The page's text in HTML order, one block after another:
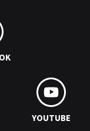
YOUTUBE